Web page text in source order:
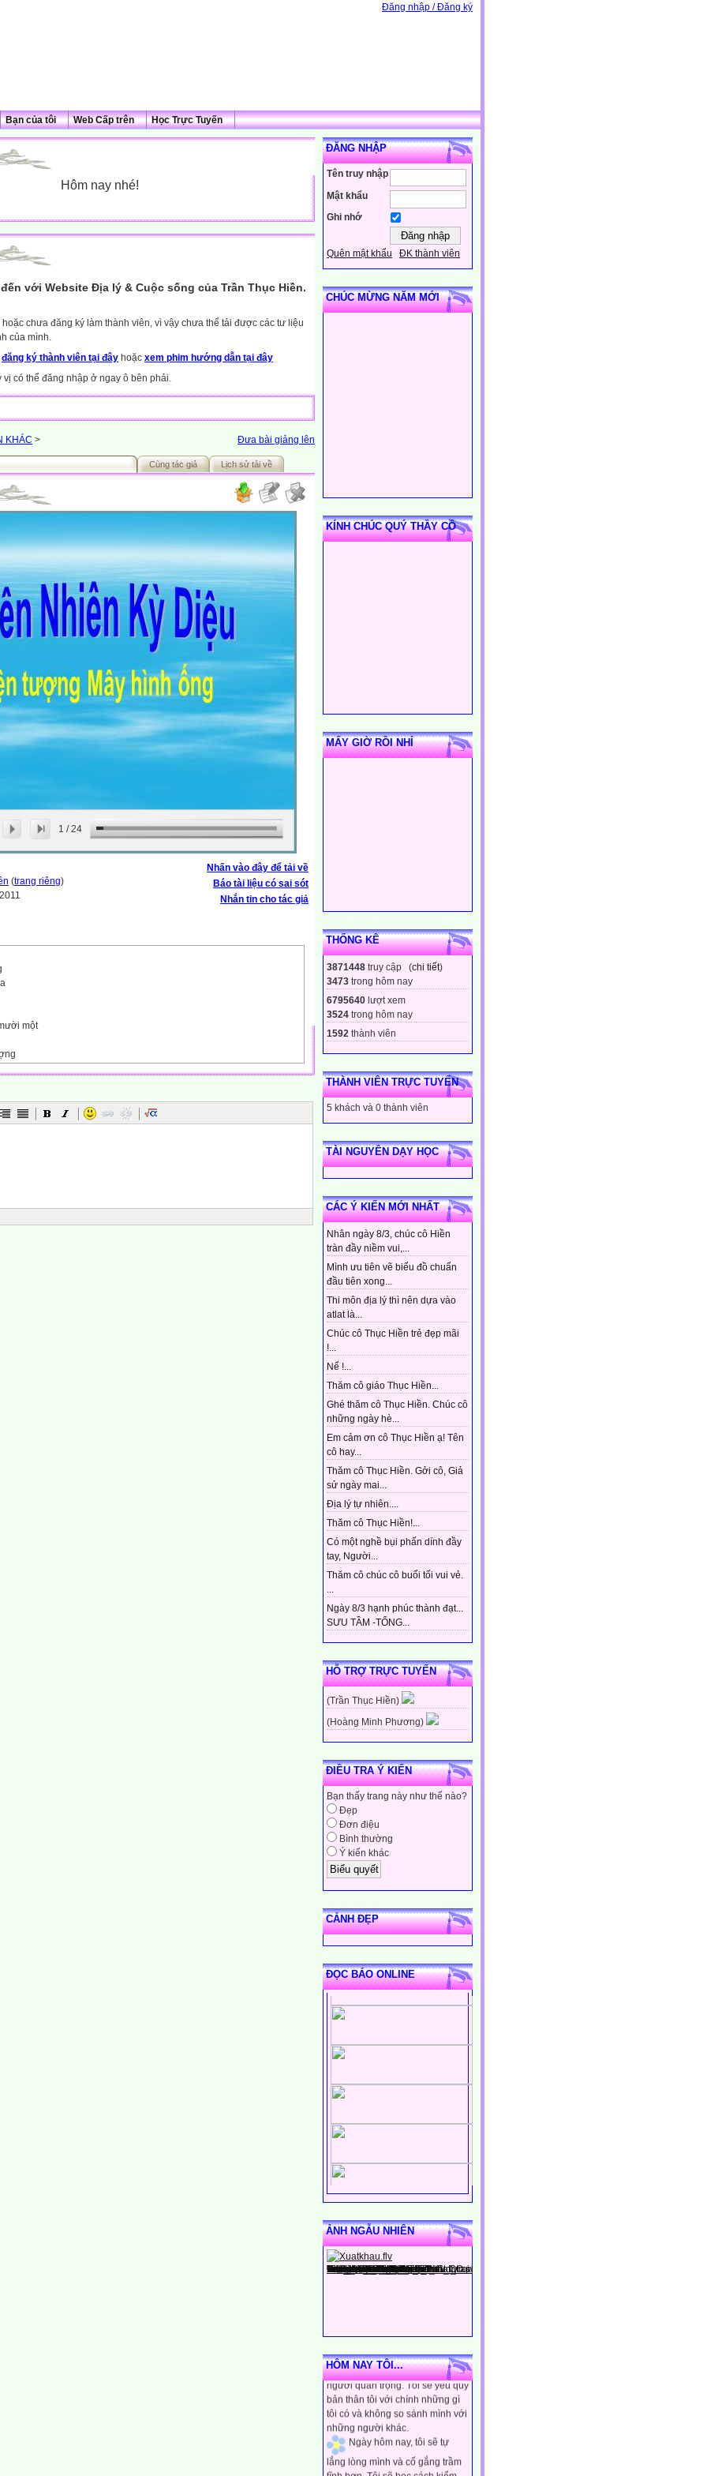
Đăng nhập / Đăng ký
Bạn của tôi Web Cấp trên Học Trực Tuyến
ĐĂNG NHẬP
Tên truy nhập
Mật khẩu
Ghi nhớ
Quên mật khẩu ĐK thành viên
CHÚC MỪNG NĂM MỚI
KÍNH CHÚC QUÝ THẦY CÔ
MẤY GIỜ RỒI NHỈ
THỐNG KÊ
3871448 truy cập (chi tiết)
3473 trong hôm nay
6795640 lượt xem
3524 trong hôm nay
1592 thành viên
THÀNH VIÊN TRỰC TUYẾN
5 khách và 0 thành viên
TÀI NGUYÊN DẠY HỌC
CÁC Ý KIẾN MỚI NHẤT
Nhân ngày 8/3, chúc cô Hiền
tràn đầy niềm vui,...
Mình ưu tiên vẽ biểu đồ chuẩn
đầu tiên xong...
Thi môn địa lý thì nên dựa vào
atlat là...
Chúc cô Thục Hiền trẻ đẹp mãi
!...
Nể !...
Thăm cô giáo Thục Hiền...
Ghé thăm cô Thục Hiền. Chúc cô
những ngày hè...
Em cảm ơn cô Thục Hiền ạ! Tên
cô hay...
Thăm cô Thục Hiền. Gởi cô, Giả
sử ngày mai...
Địa lý tự nhiên....
Thăm cô Thục Hiền!...
Có một nghề bụi phấn dính đầy
tay, Người...
Thăm cô chúc cô buổi tối vui vẻ.
...
Ngày 8/3 hạnh phúc thành đạt...
SƯU TẦM -TỔNG...
HỖ TRỢ TRỰC TUYẾN
(Trần Thục Hiền)
(Hoàng Minh Phương)
ĐIỀU TRA Ý KIẾN
Bạn thấy trang này như thế nào?
Đẹp
Đơn điệu
Bình thường
Ý kiến khác
CẢNH ĐẸP
ĐỌC BÁO ONLINE
ẢNH NGẪU NHIÊN
HÔM NAY TÔI...
Ngày hôm nay, tôi sẽ tin
rằng mình là người đặc biệt, một
người quan trọng. Tôi sẽ yêu quý
bản thân tôi với chính những gì
tôi có và không so sánh mình với
những người khác.
Ngày hôm nay, tôi sẽ tự
lắng lòng mình và cố gắng trầm
tĩnh hơn. Tôi sẽ học cách kiểm
Hôm nay nhé!
với Website Địa lý & Cuộc sống của Trần Thục Hiền.
chưa đăng ký làm thành viên, vì vậy chưa thể tải được các tư liệu
của mình.
đăng ký thành viên tại đây hoặc xem phim hướng dẫn tại đây
vị có thể đăng nhập ở ngay ô bên phải.
Đưa bài giảng lên
KHÁC >
Cùng tác giả Lịch sử tải về
1 /24
Nhấn vào đây để tải về
Báo tài liệu có sai sót
Nhắn tin cho tác giả
(trang riêng)
một